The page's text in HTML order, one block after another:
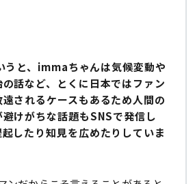
うと、immaちゃんは気候変動や
話など、とくに日本ではファン
されるケースもあるため人間の
けがちな話題もSNSで発信し
したり知見を広めたりしていま